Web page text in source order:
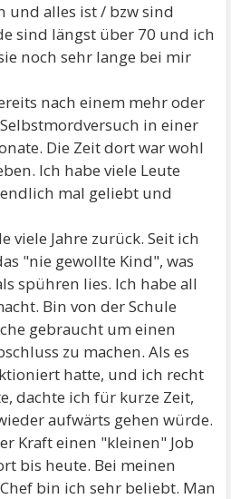
und alles ist / bzw sind
sind längst über 70 und ich
noch sehr lange bei mir
nach einem mehr oder
in einer
Die Zeit dort war wohl
Ich habe viele Leute
mal geliebt und
viele Jahre zurück. Seit ich
"nie gewollte Kind", was
spühren lies. Ich habe all
Bin von der Schule
gebraucht um einen
zu machen. Als es
hatte, und ich recht
dachte ich für kurze Zeit,
aufwärts gehen würde.
Kraft einen "kleinen" Job
bis heute. Bei meinen
bin ich sehr beliebt. Man